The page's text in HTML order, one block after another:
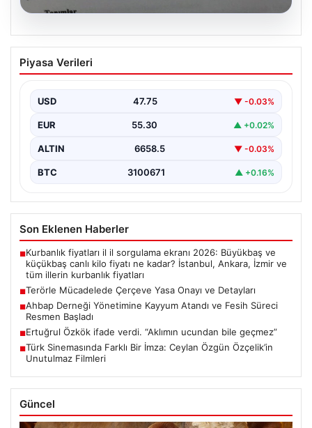
08.08.2026
Terörle Mücadelede Çerçeve Yasa
Onayı ve Detayları
başlatacak önemli adımlardan biri, hazırlanan ve TBMM
Adalet…
Piyasa Verileri
USD 47.75 ▼ -0.03%
EUR 55.30 ▲ +0.02%
ALTIN 6658.5 ▼ -0.03%
BTC 3100671 ▲ +0.16%
Son Eklenen Haberler
■Kurbanlık fiyatları il il sorgulama ekranı 2026: Büyükbaş ve
küçükbaş canlı kilo fiyatı ne kadar? İstanbul, Ankara, İzmir ve
tüm illerin kurbanlık fiyatları
■Terörle Mücadelede Çerçeve Yasa Onayı ve Detayları
■Ahbap Derneği Yönetimine Kayyum Atandı ve Fesih Süreci
Resmen Başladı
■Ertuğrul Özkök ifade verdi. “Aklımın ucundan bile geçmez”
■Türk Sinemasında Farklı Bir İmza: Ceylan Özgün Özçelik’in
Unutulmaz Filmleri
Güncel